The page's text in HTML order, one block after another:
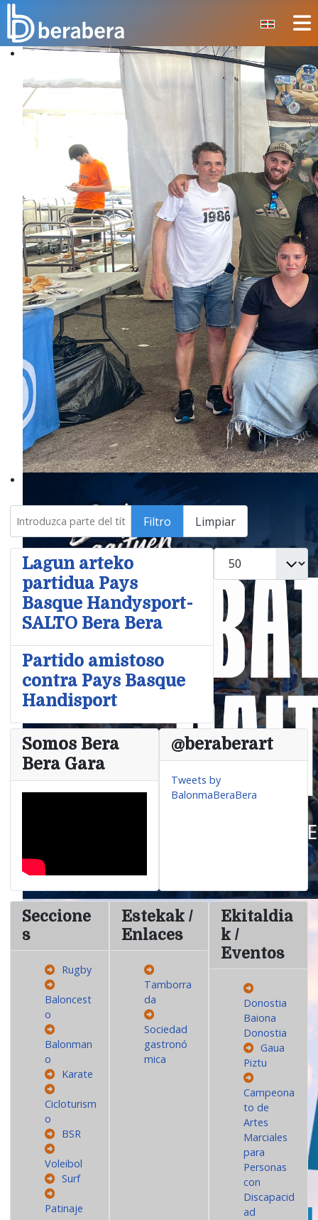
CERRAR
CLUB
MANTEO
SECCIONES
ÁREA SOCIAL
PREVENCIÓN DE LA VIOLENCIA
BERA BERA IZARRAK
Filtro Limpiar
Cantidad
Lagun arteko
partidua Pays
Basque Handysport-
SALTO Bera Bera
Partido amistoso
contra Pays Basque
Handisport
Somos Bera
Bera Gara
@beraberart
Tweets by
BalonmaBeraBera
Seccione
s
Rugby
Baloncest
o
Balonman
o
Karate
Cicloturism
o
BSR
Voleibol
Surf
Patinaje
Estekak /
Enlaces
Tamborra
da
Sociedad
gastronó
mica
Ekitaldia
k /
Eventos
Donostia
Baiona
Donostia
Gaua
Piztu
Campeona
to de
Artes
Marciales
para
Personas
con
Discapacid
ad